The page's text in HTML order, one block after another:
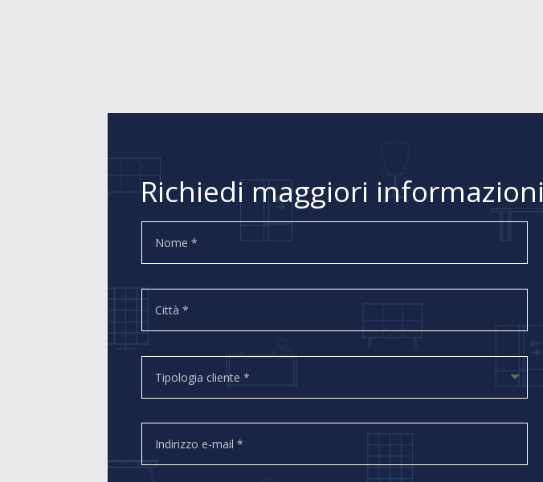
Richiedi maggiori informazioni